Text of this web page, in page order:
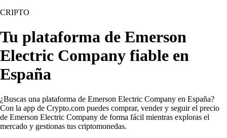
CRIPTO
Tu plataforma de Emerson
Electric Company fiable en
España
¿Buscas una plataforma de Emerson Electric Company en España?
Con la app de Crypto.com puedes comprar, vender y seguir el precio
de Emerson Electric Company de forma fácil mientras exploras el
mercado y gestionas tus criptomonedas.